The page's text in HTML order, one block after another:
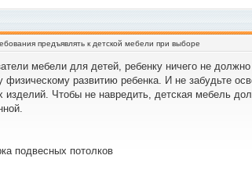
предъявлять к детской мебели при выборе
мебели для детей, ребенку ничего не
физическому развитию ребенка. И не забудьте
изделий. Чтобы не навредить, детская мебель
подвесных потолков